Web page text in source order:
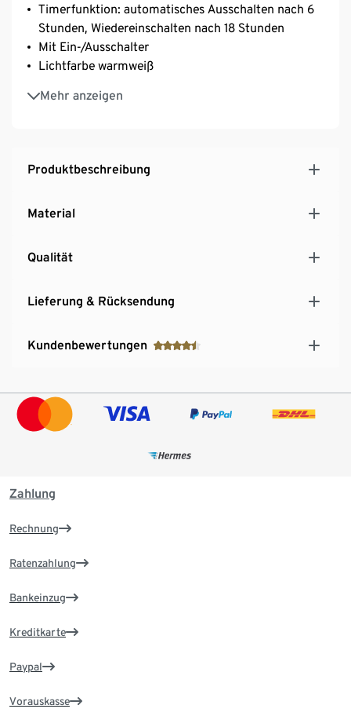
Timerfunktion: automatisches Ausschalten nach 6
Stunden, Wiedereinschalten nach 18 Stunden
Mit Ein-/Ausschalter
Lichtfarbe warmweiß
Mehr anzeigen
Inkl. Batterien
2 unterschiedliche Farben erhältlich
Produktbeschreibung
Material
Qualität
Lieferung & Rücksendung
Kundenbewertungen
Zahlung
Rechnung
Ratenzahlung
Bankeinzug
Kreditkarte
Paypal
Vorauskasse